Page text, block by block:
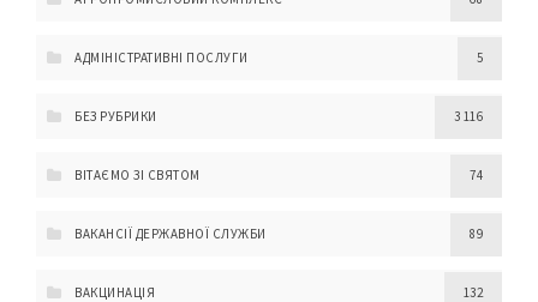
АДМІНІСТРАТИВНІ ПОСЛУГИ 5
БЕЗ РУБРИКИ 3 116
ВІТАЄМО ЗІ СВЯТОМ 74
ВАКАНСІЇ ДЕРЖАВНОЇ СЛУЖБИ 89
ВАКЦИНАЦІЯ 132